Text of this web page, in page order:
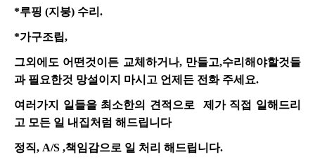
*루핑 (지붕) 수리.
*가구조립,
그외에도 어떤것이든 교체하거나, 만들고,수리해야할것들
과 필요한것 망설이지 마시고 언제든 전화 주세요.
여러가지 일들을 최소한의 견적으로 제가 직접 일해드리
고 모든 일 내집처럼 해드립니다
정직, A/S ,책임감으로 일 처리 해드립니다.